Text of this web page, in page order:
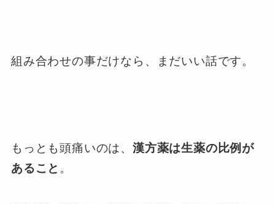
組み合わせの事だけなら、まだいい話です。
もっとも頭痛いのは、 漢方薬は生薬の比例が
あること 。